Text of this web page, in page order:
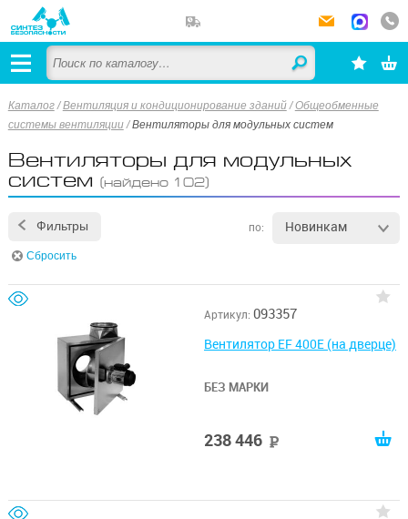
Каталог /Вентиляция и кондиционирование зданий /Общеобменные
системы вентиляции /Вентиляторы для модульных систем
Вентиляторы для модульных
систем (найдено 102)
Фильтры по: Новинкам
Сбросить
Артикул: 093357
Вентилятор EF 400E (на дверце)
БЕЗ МАРКИ
238 446